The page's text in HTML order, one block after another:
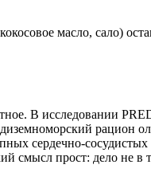
масло, сало)
В исследовании
рацион
сердечно-
смысл прост: дело не